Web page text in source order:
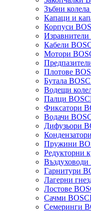
Зъбни
Капаци и
Корпуси
Кабели
Мотори
Плотове
Бутала
Водещи
Палци
Фиксатори
Водачи
Дифузьори
Пружини
Редукторни
Гарнитури
Лагерни
Лостове
Сачми
Семеринги